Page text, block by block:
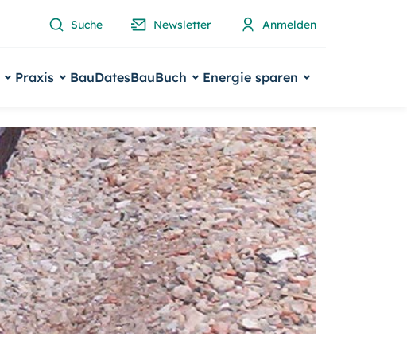
Suche Newsletter Anmelden
Praxis BauDatesBauBuch Energie sparen